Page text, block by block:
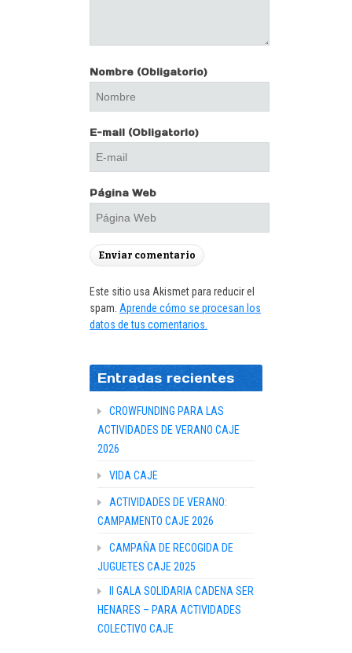
Nombre (Obligatorio)
E-mail (Obligatorio)
Página Web
Este sitio usa Akismet para reducir el
spam. Aprende cómo se procesan los
datos de tus comentarios.
Entradas recientes
CROWFUNDING PARA LAS
ACTIVIDADES DE VERANO CAJE
2026
VIDA CAJE
ACTIVIDADES DE VERANO:
CAMPAMENTO CAJE 2026
CAMPAÑA DE RECOGIDA DE
JUGUETES CAJE 2025
II GALA SOLIDARIA CADENA SER
HENARES – PARA ACTIVIDADES
COLECTIVO CAJE